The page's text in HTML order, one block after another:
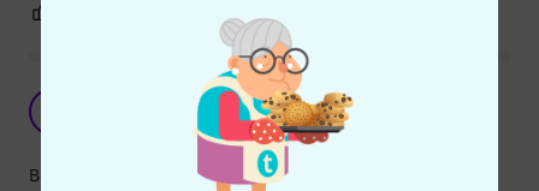
Einfach nur geil
Frank1989 02.08.2024
Bedienung